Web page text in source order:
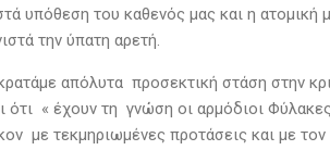
υπόθεση του καθενός μας και η
την ύπατη αρετή.
απόλυτα προσεκτική στάση στην
ότι « έχουν τη γνώση οι αρμόδιοι
με τεκμηριωμένες προτάσεις και με